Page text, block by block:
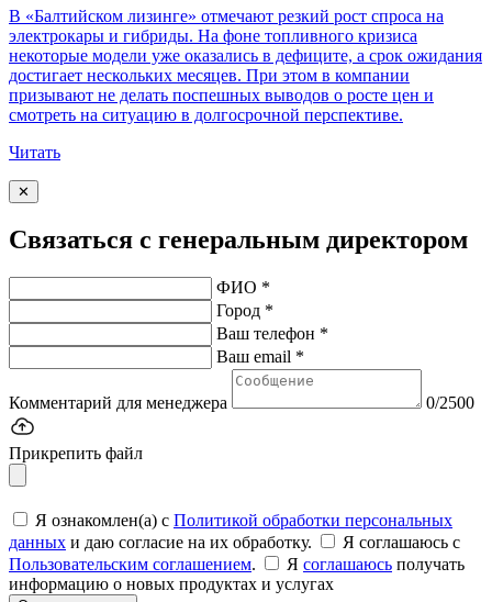
В «Балтийском лизинге» отмечают резкий рост спроса на
электрокары и гибриды. На фоне топливного кризиса
некоторые модели уже оказались в дефиците, а срок ожидания
достигает нескольких месяцев. При этом в компании
призывают не делать поспешных выводов о росте цен и
смотреть на ситуацию в долгосрочной перспективе.
Читать
✕
Связаться с генеральным директором
ФИО *
Город *
Ваш телефон *
Ваш email *
Комментарий для менеджера 0/2500
Прикрепить файл
Я ознакомлен(а) с Политикой обработки персональных
данных и даю согласие на их обработку.
Я соглашаюсь c
Пользовательским соглашением. Я соглашаюсь получать
информацию о новых продуктах и услугах